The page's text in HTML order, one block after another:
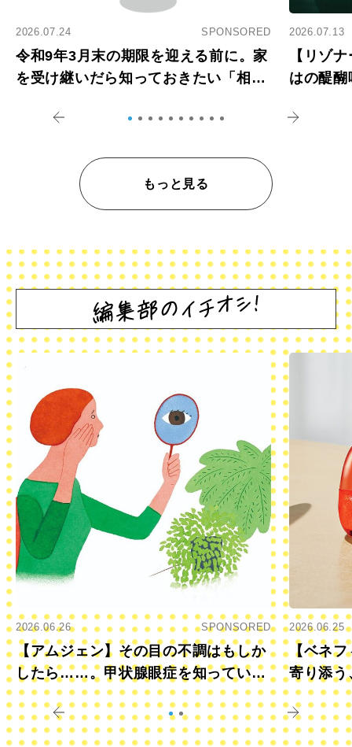
2026.07.24 SPONSORED
令和9年3月末の期限を迎える前に。家
を受け継いだら知っておきたい「相続
2026.07.13
【リゾ
はの醍
もっと見る
2026.06.26 SPONSORED
【アムジェン】その目の不調はもしか
したら……。甲状腺眼症を知っていま
すか？
2026.06.25
【ベネフ
寄り添う
きに